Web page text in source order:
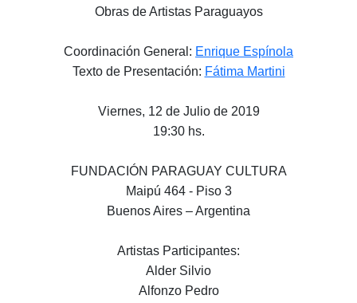
Obras de Artistas Paraguayos
Coordinación General: Enrique Espínola
Texto de Presentación: Fátima Martini
Viernes, 12 de Julio de 2019
19:30 hs.
FUNDACIÓN PARAGUAY CULTURA
Maipú 464 - Piso 3
Buenos Aires – Argentina
Artistas Participantes:
Alder Silvio
Alfonzo Pedro